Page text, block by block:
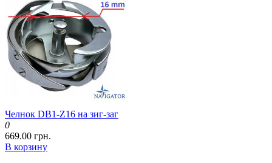
Челнок DB1-Z16 на зиг-заг
0
669.00 грн.
В корзину